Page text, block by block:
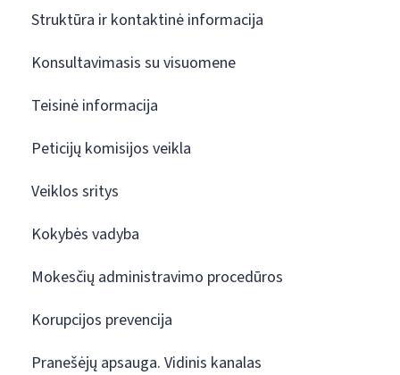
Struktūra ir kontaktinė informacija
Konsultavimasis su visuomene
Teisinė informacija
Peticijų komisijos veikla
Veiklos sritys
Kokybės vadyba
Mokesčių administravimo procedūros
Korupcijos prevencija
Pranešėjų apsauga. Vidinis kanalas